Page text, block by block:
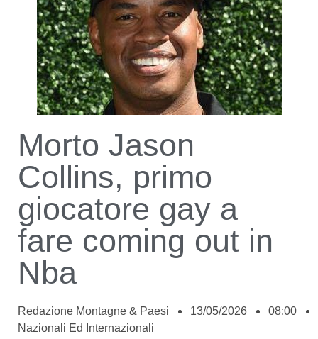
Morto Jason
Collins, primo
giocatore gay a
fare coming out in
Nba
Redazione Montagne & Paesi 13/05/2026
08:00
Nazionali Ed Internazionali